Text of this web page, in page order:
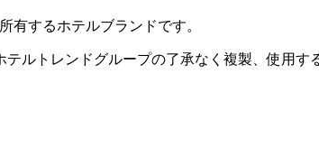
有するホテルブランドです。
ルトレンドグループの了承なく複製、使用す